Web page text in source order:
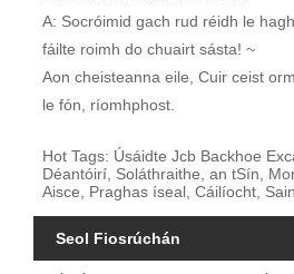
A: Socróimid gach rud réidh le
fáilte roimh do chuairt sásta! ~
Aon cheisteanna eile, Cuir ceist
le fón, ríomhphost.
Hot Tags: Úsáidte Jcb Backhoe
Déantóirí, Soláthraithe, an tSín,
Aisce, Praghas íseal, Cáilíocht,
Seol Fiosrúchán